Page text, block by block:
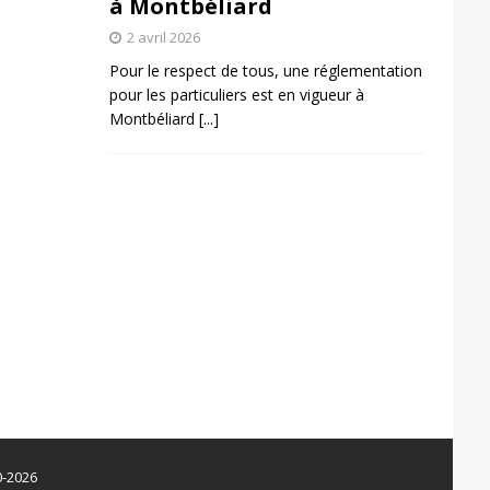
à Montbéliard
2 avril 2026
Pour le respect de tous, une réglementation
pour les particuliers est en vigueur à
Montbéliard [...]
2026